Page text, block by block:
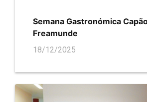
Semana Gastronómica
Freamunde
18/12/2025